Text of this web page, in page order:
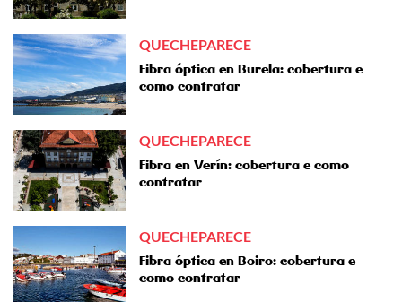
QUECHEPARECE
Fibra óptica en Burela: cobertura e
como contratar
QUECHEPARECE
Fibra en Verín: cobertura e como
contratar
QUECHEPARECE
Fibra óptica en Boiro: cobertura e
como contratar